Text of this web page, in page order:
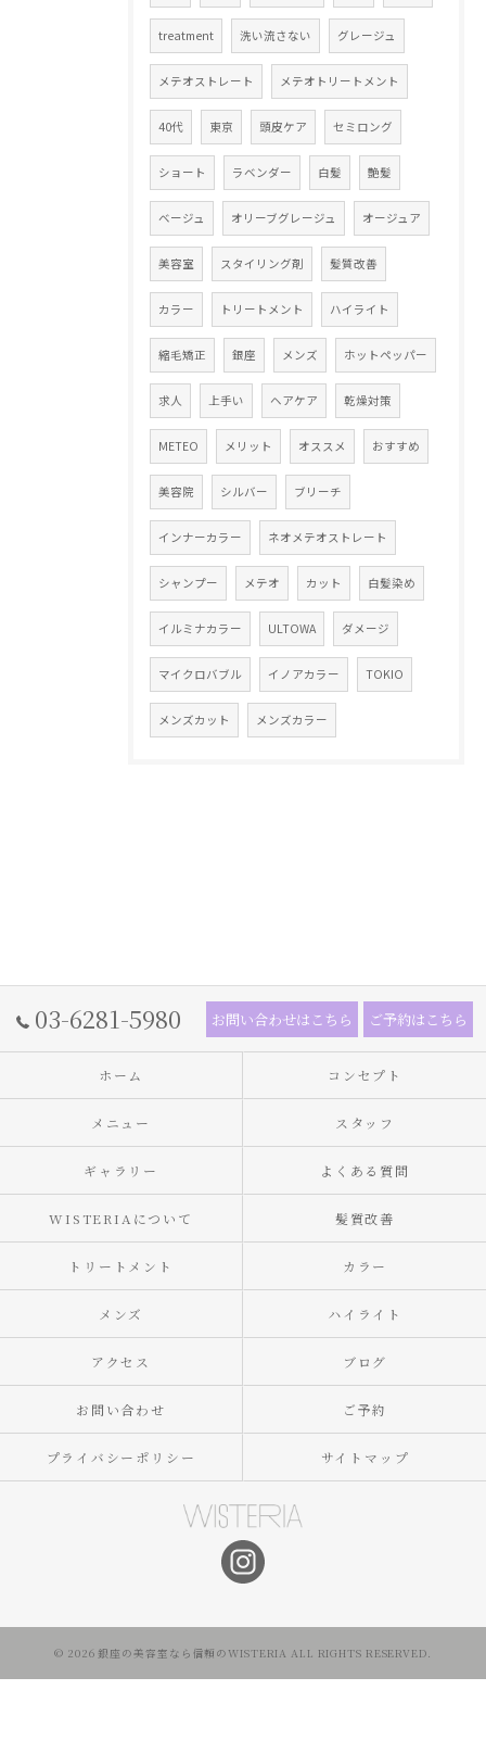
treatment 洗い流さない グレージュ
メテオストレート メテオトリートメント
40代 東京 頭皮ケア セミロング
ショート ラベンダー 白髪 艶髪
ベージュ オリーブグレージュ オージュア
美容室 スタイリング剤 髪質改善
カラー トリートメント ハイライト
縮毛矯正 銀座 メンズ ホットペッパー
求人 上手い ヘアケア 乾燥対策
METEO メリット オススメ おすすめ
美容院 シルバー ブリーチ
インナーカラー ネオメテオストレート
シャンプー メテオ カット 白髪染め
イルミナカラー ULTOWA ダメージ
マイクロバブル イノアカラー TOKIO
メンズカット メンズカラー
03-6281-5980 お問い合わせはこちら ご予約はこちら
ホーム コンセプト
メニュー スタッフ
ギャラリー よくある質問
WISTERIAについて 髪質改善
トリートメント カラー
メンズ ハイライト
アクセス ブログ
お問い合わせ ご予約
プライバシーポリシー サイトマップ
© 2026 銀座の美容室なら信頼のWISTERIA ALL RIGHTS RESERVED.